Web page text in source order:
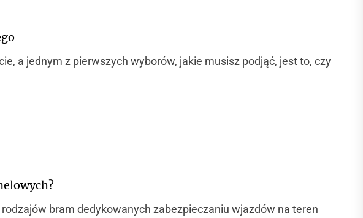
a jednym z pierwszych wyborów, jakie musisz podjąć, jest to, czy
bram dedykowanych zabezpieczaniu wjazdów na teren